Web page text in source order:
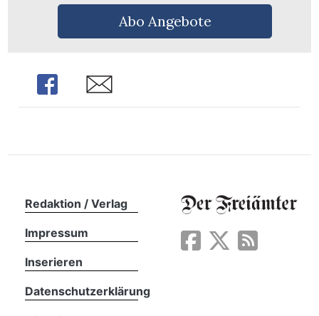
Abo Angebote
Share Share
Redaktion / Verlag
Impressum
Inserieren
Datenschutzerklärung